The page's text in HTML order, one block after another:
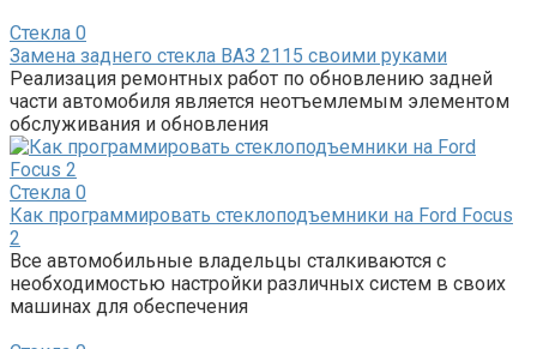
Стекла 0
Замена заднего стекла ВАЗ 2115 своими руками
Реализация ремонтных работ по обновлению задней
части автомобиля является неотъемлемым элементом
обслуживания и обновления
Стекла 0
Как программировать стеклоподъемники на Ford Focus
2
Все автомобильные владельцы сталкиваются с
необходимостью настройки различных систем в своих
машинах для обеспечения